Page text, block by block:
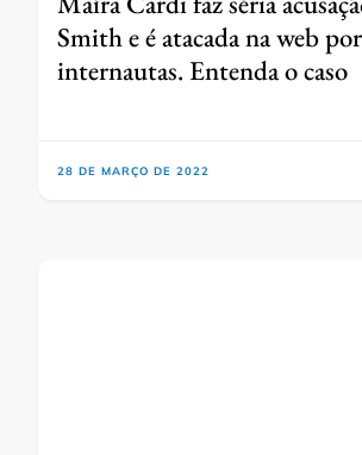
Smith e é atacada na web por
internautas. Entenda o caso
28 DE MARÇO DE 2022